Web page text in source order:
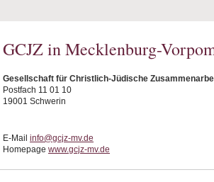
GCJZ in Mecklenburg-
Gesellschaft für Christlich-Jüdische
Postfach 11 01 10
19001 Schwerin
E-Mail info@gcjz-mv.de
Homepage www.gcjz-mv.de